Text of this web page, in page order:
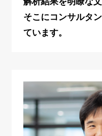
そこにコンサルタ
ています。